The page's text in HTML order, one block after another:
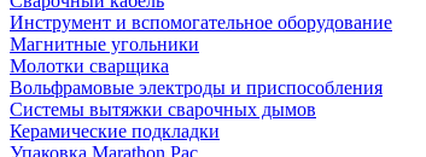
Инструмент и вспомогательное оборудование
Магнитные угольники
Молотки сварщика
Вольфрамовые электроды и приспособления
Системы вытяжки сварочных дымов
Керамические подкладки
Упаковка Marathon Pac